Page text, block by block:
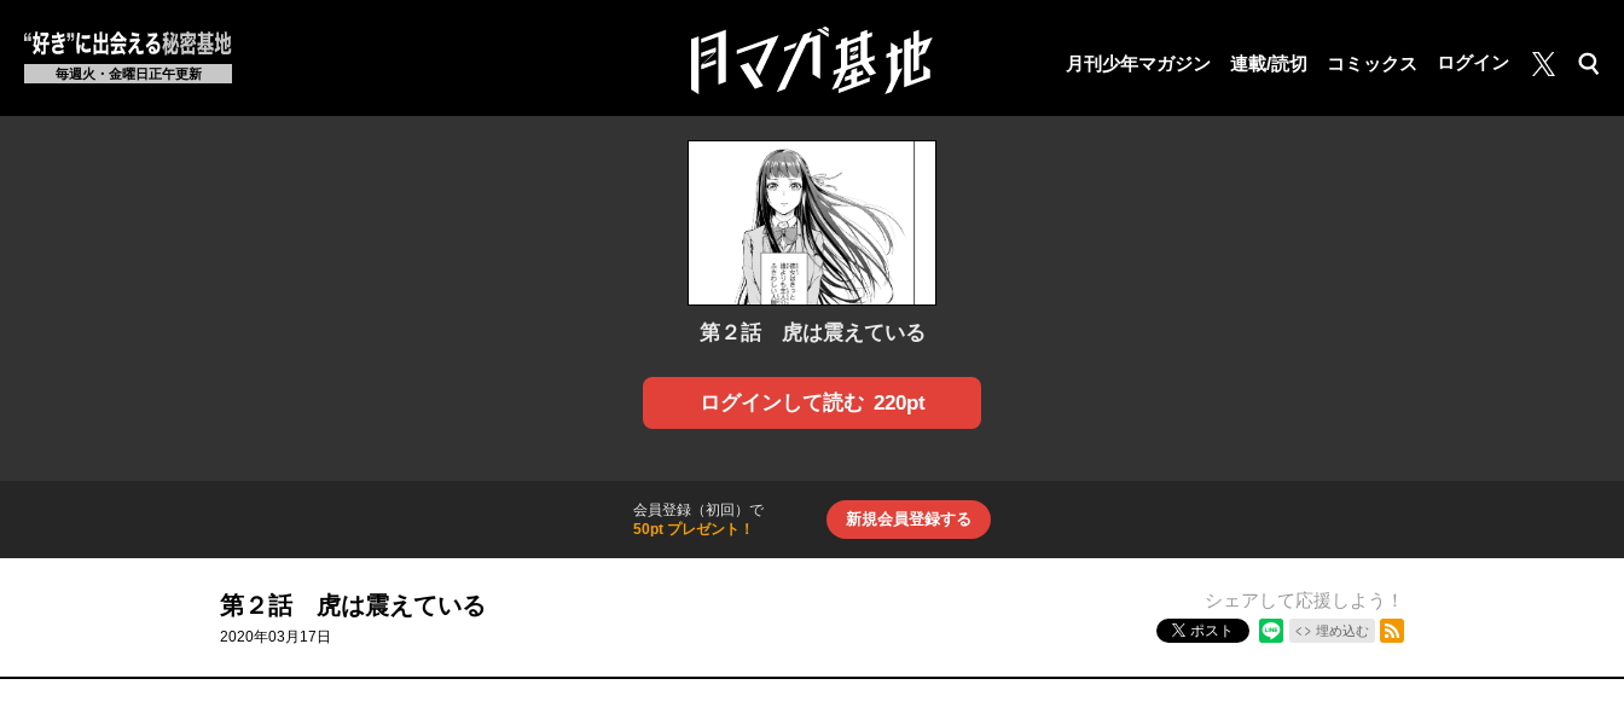
毎週火・金曜日正午更新
月刊少年マガジン 連載/読切 コミックス ログイン
月マガ基地
検索
第２話 虎は震えている
ログインして読む 220pt
会員登録（初回）で
50pt プレゼント！
新規会員登録する
第２話 虎は震えている
2020年03月17日
シェアして応援しよう！
ポスト 埋め込む